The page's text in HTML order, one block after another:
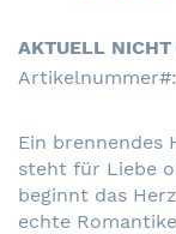
images
gallery
AKTUELL NICHT
Artikelnummer
Ein brennendes
steht für Liebe
beginnt das
echte